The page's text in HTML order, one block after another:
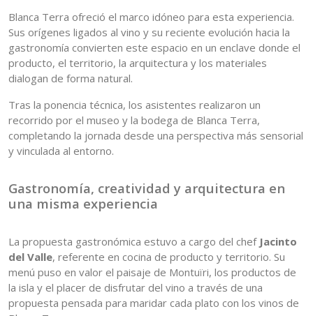
Blanca Terra ofreció el marco idóneo para esta experiencia.
Sus orígenes ligados al vino y su reciente evolución hacia la
gastronomía convierten este espacio en un enclave donde el
producto, el territorio, la arquitectura y los materiales
dialogan de forma natural.
Tras la ponencia técnica, los asistentes realizaron un
recorrido por el museo y la bodega de Blanca Terra,
completando la jornada desde una perspectiva más sensorial
y vinculada al entorno.
Gastronomía, creatividad y arquitectura en
una misma experiencia
La propuesta gastronómica estuvo a cargo del chef Jacinto
del Valle, referente en cocina de producto y territorio. Su
menú puso en valor el paisaje de Montuïri, los productos de
la isla y el placer de disfrutar del vino a través de una
propuesta pensada para maridar cada plato con los vinos de